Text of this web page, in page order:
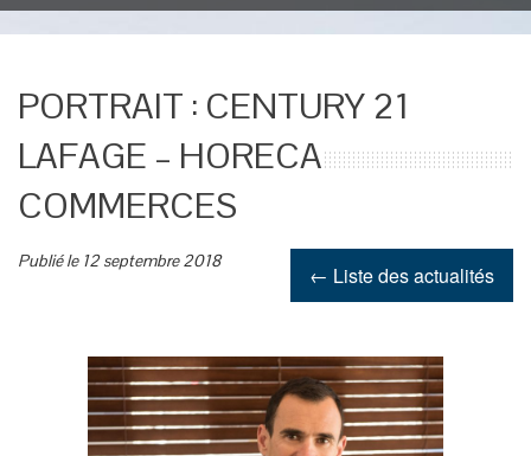
PORTRAIT : CENTURY 21
LAFAGE – HORECA
COMMERCES
← Liste des actualités
Publié le 12 septembre 2018